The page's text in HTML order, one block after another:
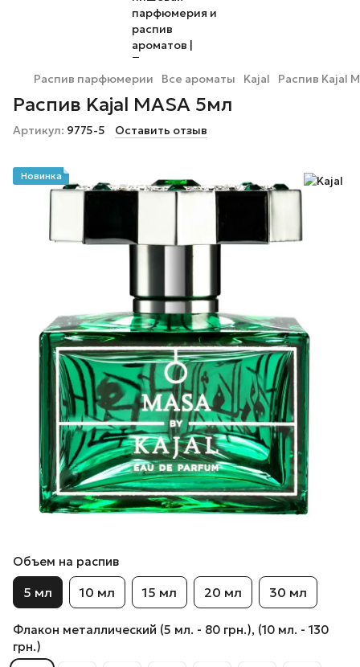
Распив парфюмерии Все ароматы Kajal Распив Kajal
Распив Kajal MASA 5мл
Артикул: 9775-5 Оставить отзыв
Новинка
Объем на распив
5 мл 10 мл 15 мл 20 мл 30 мл
Флакон металлический (5 мл. - 80 грн.), (10 мл. - 130
грн.)